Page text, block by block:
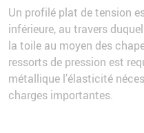
Un profilé plat de tension
inférieure, au travers
la toile au moyen des
ressorts de pression est
métallique l’élasticité
charges importantes.